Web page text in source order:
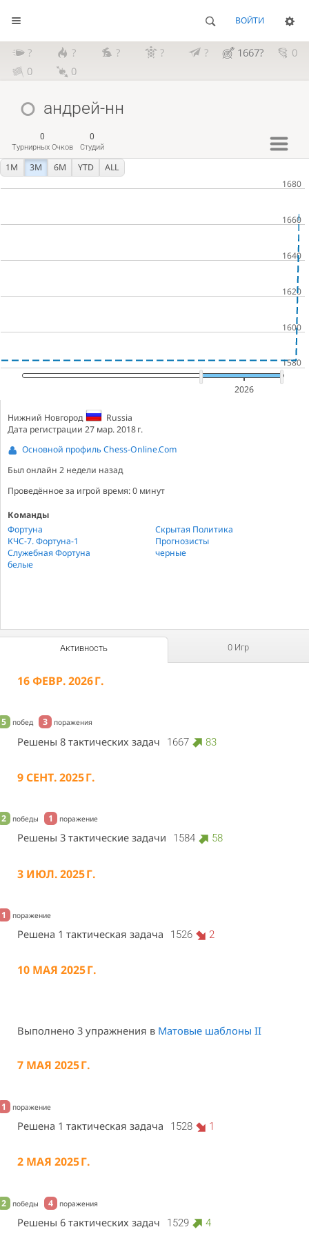
ВОЙТИ
? ? ? ? ? 1667?
0
0
0
андрей-нн
0
Турнирных Очков
0
Студий
1M 3M 6M YTD ALL
2026
Нижний Новгород
Russia
Дата регистрации 27 мар. 2018 г.
Основной профиль Chess-Online.Com
Был онлайн 2 недели назад
Проведённое за игрой время: 0 минут
Команды
Фортуна
Скрытая Политика
КЧС-7. Фортуна-1
Прогнозисты
Служебная Фортуна
черные
белые
Активность 0 Игр
16 ФЕВР. 2026 Г.
5 побед 3 поражения
Решены 8 тактических задач 1667 83
9 СЕНТ. 2025 Г.
2 победы 1 поражение
Решены 3 тактические задачи 1584 58
3 ИЮЛ. 2025 Г.
1 поражение
Решена 1 тактическая задача 1526 2
10 МАЯ 2025 Г.
Выполнено 3 упражнения в Матовые шаблоны II
7 МАЯ 2025 Г.
1 поражение
Решена 1 тактическая задача 1528 1
2 МАЯ 2025 Г.
2 победы 4 поражения
Решены 6 тактических задач 1529 4